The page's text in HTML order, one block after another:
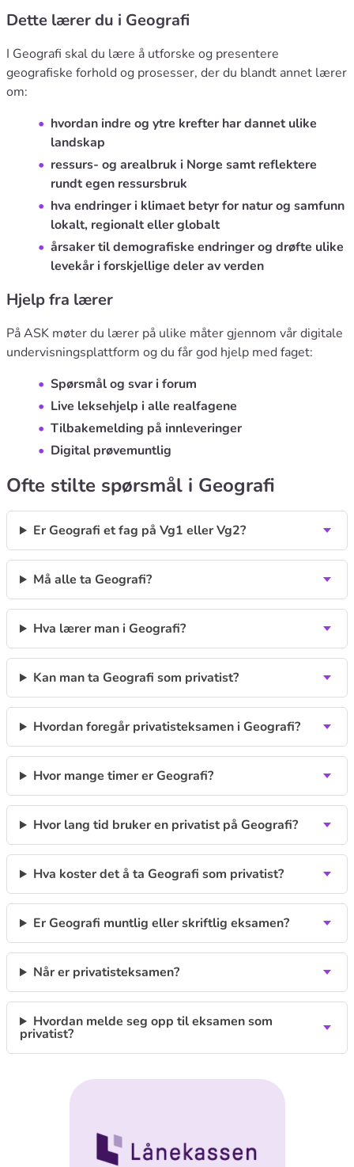
Dette lærer du i Geografi
I Geografi skal du lære å utforske og presentere
geografiske forhold og prosesser, der du blandt annet lærer
om:
hvordan indre og ytre krefter har dannet ulike
landskap
ressurs- og arealbruk i Norge samt reflektere
rundt egen ressursbruk
hva endringer i klimaet betyr for natur og samfunn
lokalt, regionalt eller globalt
årsaker til demografiske endringer og drøfte ulike
levekår i forskjellige deler av verden
Hjelp fra lærer
På ASK møter du lærer på ulike måter gjennom vår digitale
undervisningsplattform og du får god hjelp med faget:
Spørsmål og svar i forum
Live leksehjelp i alle realfagene
Tilbakemelding på innleveringer
Digital prøvemuntlig
Ofte stilte spørsmål i Geografi
Er Geografi et fag på Vg1 eller Vg2?
Må alle ta Geografi?
Hva lærer man i Geografi?
Kan man ta Geografi som privatist?
Hvordan foregår privatisteksamen i Geografi?
Hvor mange timer er Geografi?
Hvor lang tid bruker en privatist på Geografi?
Hva koster det å ta Geografi som privatist?
Er Geografi muntlig eller skriftlig eksamen?
Når er privatisteksamen?
Hvordan melde seg opp til eksamen som
privatist?